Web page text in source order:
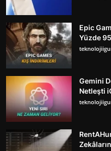
Epic
Yüzde
Gemini
Netleşti